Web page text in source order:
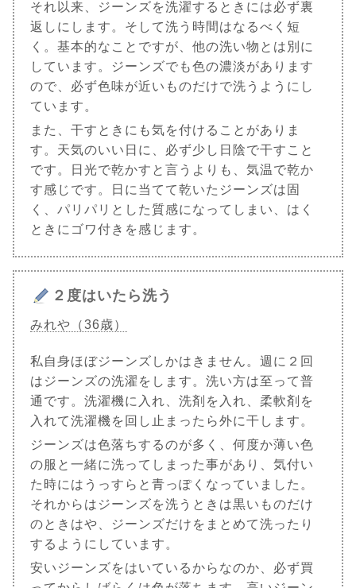
それ以来、ジーンズを洗濯するときには必ず裏
返しにします。そして洗う時間はなるべく短
く。基本的なことですが、他の洗い物とは別に
しています。ジーンズでも色の濃淡があります
ので、必ず色味が近いものだけで洗うようにし
ています。
また、干すときにも気を付けることがありま
す。天気のいい日に、必ず少し日陰で干すこと
です。日光で乾かすと言うよりも、気温で乾か
す感じです。日に当てて乾いたジーンズは固
く、パリパリとした質感になってしまい、はく
ときにゴワ付きを感じます。
２度はいたら洗う
みれや（36歳）
私自身ほぼジーンズしかはきません。週に２回
はジーンズの洗濯をします。洗い方は至って普
通です。洗濯機に入れ、洗剤を入れ、柔軟剤を
入れて洗濯機を回し止まったら外に干します。
ジーンズは色落ちするのが多く、何度か薄い色
の服と一緒に洗ってしまった事があり、気付い
た時にはうっすらと青っぽくなっていました。
それからはジーンズを洗うときは黒いものだけ
のときはや、ジーンズだけをまとめて洗ったり
するようにしています。
安いジーンズをはいているからなのか、必ず買